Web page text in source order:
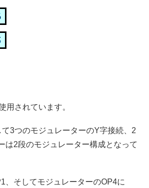
用されています。
3つのモジュレーターのY字接続、2
は2段のモジュレーター構成となって
、そしてモジュレーターのOP4に